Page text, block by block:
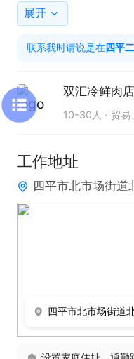
工作地址：四平市北
有意请尽快联系我吧！
展开
联系我时请说是在四平
双汇冷鲜肉店
10-30人 贸易
工作地址
四平市北市场街道
四平市北市场街道